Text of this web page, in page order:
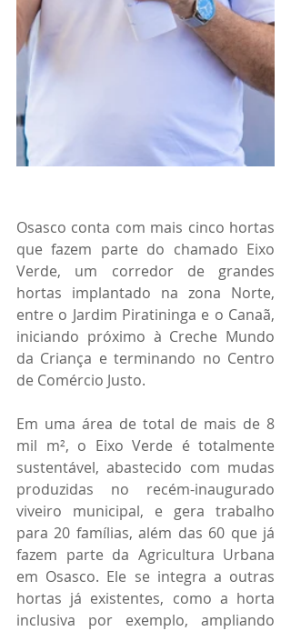
Osasco conta com mais cinco hortas
que fazem parte do chamado Eixo
Verde, um corredor de grandes
hortas implantado na zona Norte,
entre o Jardim Piratininga e o Canaã,
iniciando próximo à Creche Mundo
da Criança e terminando no Centro
de Comércio Justo.
Em uma área de total de mais de 8
mil m², o Eixo Verde é totalmente
sustentável, abastecido com mudas
produzidas no recém-inaugurado
viveiro municipal, e gera trabalho
para 20 famílias, além das 60 que já
fazem parte da Agricultura Urbana
em Osasco. Ele se integra a outras
hortas já existentes, como a horta
inclusiva por exemplo, ampliando